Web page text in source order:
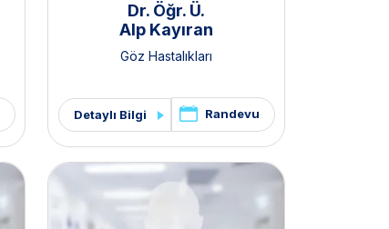
Dr. Öğr. Ü.
Alp Kayıran
Göz Hastalıkları
Detaylı Bilgi Randevu